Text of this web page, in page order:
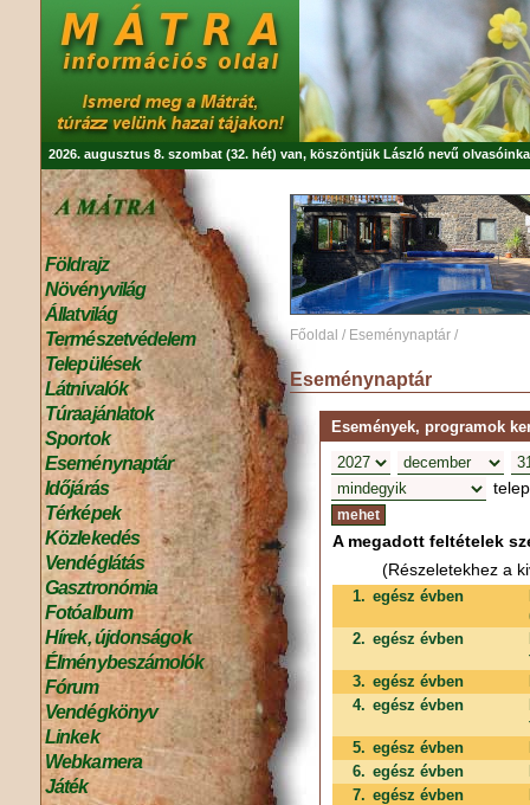
2026. augusztus 8. szombat (32. hét) van, köszöntjük László nevű
Földrajz
Növényvilág
Állatvilág
Természetvédelem
Települések
Látnivalók
Túraajánlatok
Sportok
Eseménynaptár
Időjárás
Térképek
Közlekedés
Vendéglátás
Gasztronómia
Fotóalbum
Hírek, újdonságok
Élménybeszámolók
Fórum
Vendégkönyv
Linkek
Webkamera
Játék
Főoldal / Eseménynaptár /
Eseménynaptár
Események, programok
A megadott feltételek
(Részeletekhez a
1. egész évben
2. egész évben
3. egész évben
4. egész évben
5. egész évben
6. egész évben
7. egész évben